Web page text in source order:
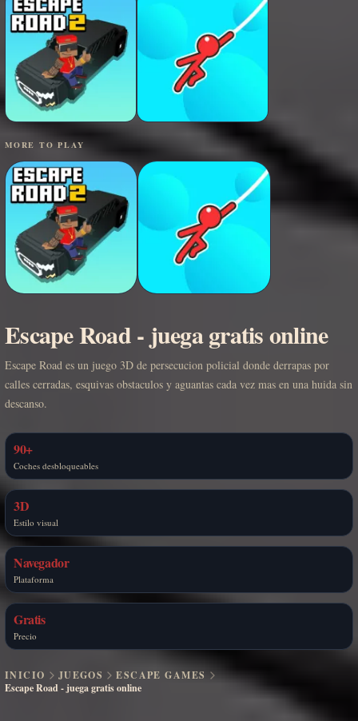
MORE TO PLAY
Escape Road - juega gratis online
Escape Road es un juego 3D de persecucion policial donde derrapas por
calles cerradas, esquivas obstaculos y aguantas cada vez mas en una huida sin
descanso.
90+
Coches desbloqueables
3D
Estilo visual
Navegador
Plataforma
Gratis
Precio
INICIO JUEGOS
ESCAPE GAMES
Escape Road - juega gratis online